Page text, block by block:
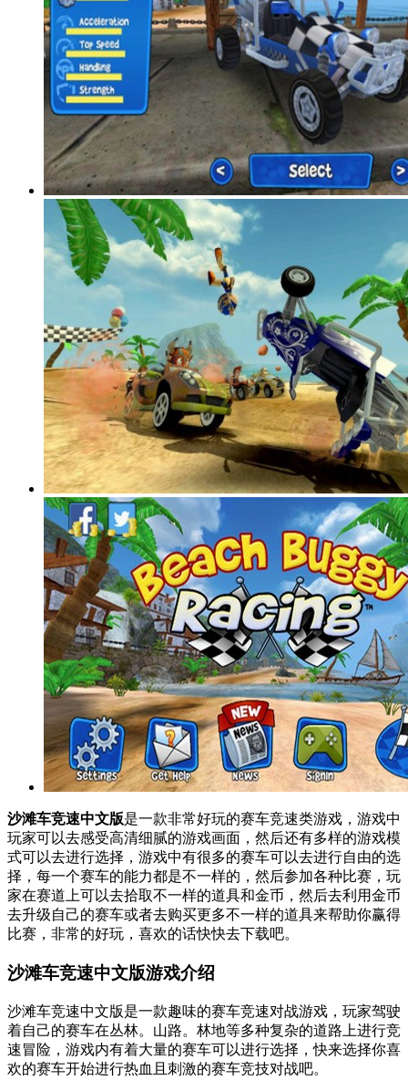
沙滩车竞速中文版是一款非常好玩的赛车竞速类游戏，游戏中
玩家可以去感受高清细腻的游戏画面，然后还有多样的游戏模
式可以去进行选择，游戏中有很多的赛车可以去进行自由的选
择，每一个赛车的能力都是不一样的，然后参加各种比赛，玩
家在赛道上可以去拾取不一样的道具和金币，然后去利用金币
去升级自己的赛车或者去购买更多不一样的道具来帮助你赢得
比赛，非常的好玩，喜欢的话快快去下载吧。
沙滩车竞速中文版游戏介绍
沙滩车竞速中文版是一款趣味的赛车竞速对战游戏，玩家驾驶
着自己的赛车在丛林。山路。林地等多种复杂的道路上进行竞
速冒险，游戏内有着大量的赛车可以进行选择，快来选择你喜
欢的赛车开始进行热血且刺激的赛车竞技对战吧。